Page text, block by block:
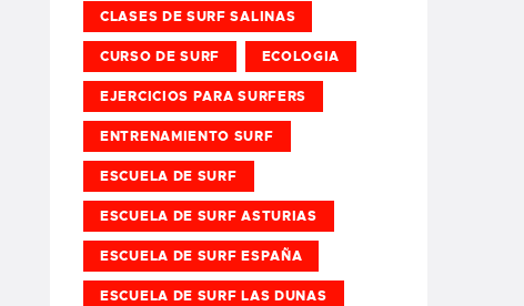
CLASES DE SURF SALINAS
CURSO DE SURF ECOLOGIA
EJERCICIOS PARA SURFERS
ENTRENAMIENTO SURF
ESCUELA DE SURF
ESCUELA DE SURF ASTURIAS
ESCUELA DE SURF ESPAÑA
ESCUELA DE SURF LAS DUNAS